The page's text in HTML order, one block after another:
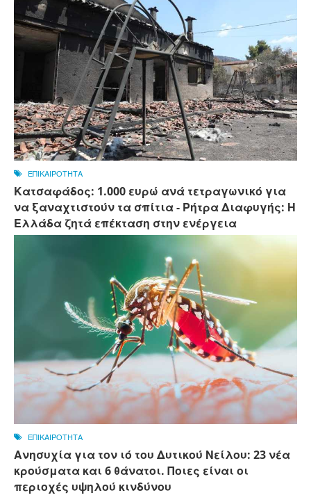
ΕΠΙΚΑΙΡΟΤΗΤΑ
Κατσαφάδος: 1.000 ευρώ ανά τετραγωνικό για
να ξαναχτιστούν τα σπίτια - Ρήτρα Διαφυγής: Η
Ελλάδα ζητά επέκταση στην ενέργεια
ΕΠΙΚΑΙΡΟΤΗΤΑ
Ανησυχία για τον ιό του Δυτικού Νείλου: 23 νέα
κρούσματα και 6 θάνατοι. Ποιες είναι οι
περιοχές υψηλού κινδύνου